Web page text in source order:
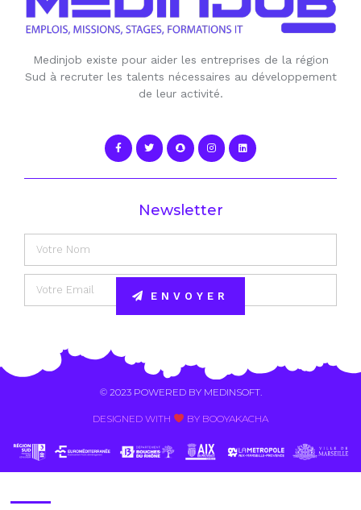
Medinjob existe pour aider les entreprises de la région
Sud à recruter les talents nécessaires au développement
de leur activité.
Newsletter
ENVOYER
© 2023 POWERED BY MEDINSOFT.
DESIGNED WITH BY BOOYAKACHA​